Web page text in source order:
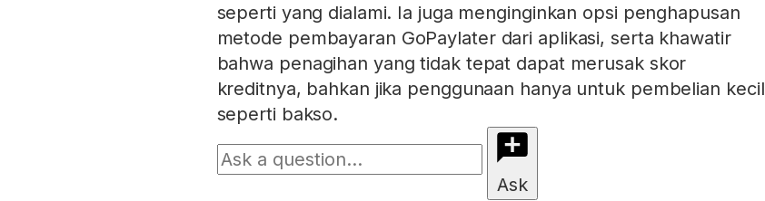
seperti yang dialami. Ia juga menginginkan opsi penghapusan
metode pembayaran GoPaylater dari aplikasi, serta khawatir
bahwa penagihan yang tidak tepat dapat merusak skor
kreditnya, bahkan jika penggunaan hanya untuk pembelian kecil
seperti bakso.
Ask